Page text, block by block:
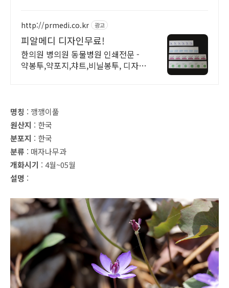
http://prmedi.co.kr 광고
피알메디 디자인무료!
한의원 병의원 동물병원 인쇄전문 -
약봉투,약포지,챠트,비닐봉투, 디자인
명칭 : 깽깽이풀
원산지 : 한국
분포지 : 한국
분류 : 매자나무과
개화시기 : 4월~05월
설명 :